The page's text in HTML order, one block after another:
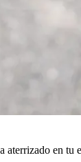
aterrizado en tu